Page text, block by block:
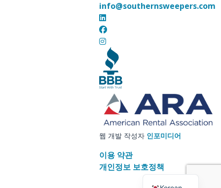
info@southernsweepers.com
웹 개발 작성자 인포미디어
이용 약관
개인정보 보호정책English